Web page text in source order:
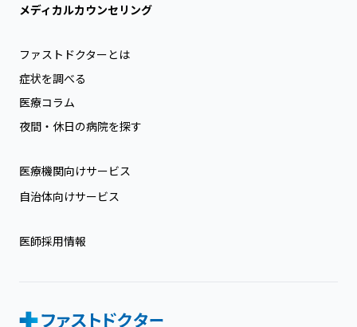
メディカルカウンセリング
ファストドクターとは
症状を調べる
医療コラム
夜間・休日の病院を探す
医療機関向けサービス
自治体向けサービス
医師採用情報